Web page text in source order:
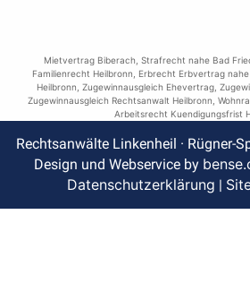
Mietvertrag Biberach Strafrecht nahe Bad
Familienrecht Heilbronn
Erbrecht Erbvertrag nahe
Heilbronn Zugewinnausgleich Ehevertrag
Zugewinnausgleich Rechtsanwalt Heilbronn
Arbeitsrecht Kuendigungsfrist
Rechtsanwälte Linkenheil · Rügner-
Design und Webservice by
Datenschutzerklärung |